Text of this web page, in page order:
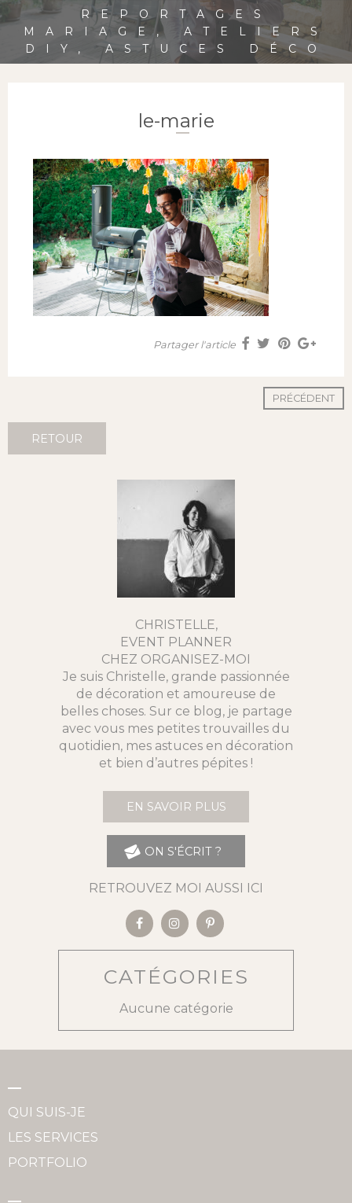
REPORTAGES
MARIAGE, ATELIERS
DIY, ASTUCES DÉCO
le-marie
Partager l'article
PRÉCÉDENT
RETOUR
CHRISTELLE,
EVENT PLANNER
CHEZ ORGANISEZ-MOI
Je suis Christelle, grande passionnée
de décoration et amoureuse de
belles choses. Sur ce blog, je partage
avec vous mes petites trouvailles du
quotidien, mes astuces en décoration
et bien d’autres pépites !
EN SAVOIR PLUS
ON S'ÉCRIT ?
RETROUVEZ MOI AUSSI ICI
CATÉGORIES
Aucune catégorie
QUI SUIS-JE
LES SERVICES
PORTFOLIO